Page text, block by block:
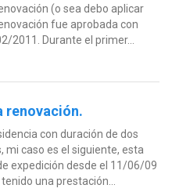
(o sea debo aplicar
fue aprobada con
Durante el primer...
renovación.
con duración de dos
mi caso es el siguiente, esta
expedición desde el 11/06/09
una prestación...